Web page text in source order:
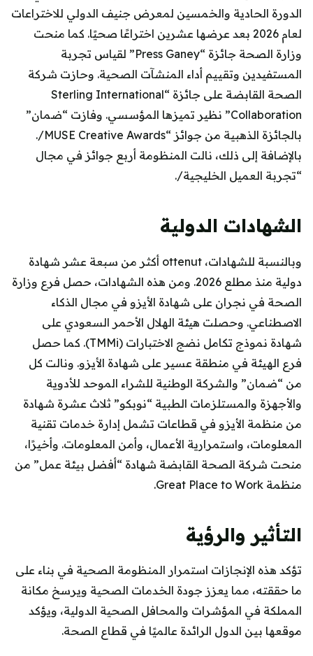
الدورة الحادية والخمسين لمعرض جنيف الدولي للاختراعات
لعام 2026 بعد عرضها عشرين اختراعًا صحيًا. كما منحت
وزارة الصحة جائزة “Press Ganey” لقياس تجربة
المستفيدين وتقييم أداء المنشآت الصحية. وحازت شركة
الصحة القابضة على جائزة “Sterling International
Collaboration” نظير تميزها المؤسسي. وفازت “ضمان”
بالجائزة الذهبية من جوائز “MUSE Creative Awards/.
بالإضافة إلى ذلك، نالت المنظومة أربع جوائز في مجال
“تجربة العميل الخليجية/.
الشهادات الدولية
وبالنسبة للشهادات، ottenut أكثر من سبعة عشر شهادة
دولية منذ مطلع 2026. ومن هذه الشهادات، حصل فرع وزارة
الصحة في نجران على شهادة الأيزو في مجال الذكاء
الاصطناعي. وحصلت هيئة الهلال الأحمر السعودي على
شهادة نموذج تكامل نضج الاختبارات (TMMi). كما حصل
فرع الهيئة في منطقة عسير على شهادة الأيزو. ونالت كل
من “ضمان” والشركة الوطنية للشراء الموحد للأدوية
والأجهزة والمستلزمات الطبية “نوبكو” ثلاث عشرة شهادة
من منظمة الأيزو في قطاعات تشمل إدارة خدمات تقنية
المعلومات، واستمرارية الأعمال، وأمن المعلومات. وأخيرًا،
منحت شركة الصحة القابضة شهادة “أفضل بيئة عمل” من
منظمة Great Place to Work.
التأثير والرؤية
تؤكد هذه الإنجازات استمرار المنظومة الصحية في بناء على
ما حققته، مما يعزز جودة الخدمات الصحية ويرسخ مكانة
المملكة في المؤشرات والمحافل الصحية الدولية، ويؤكد
موقعها بين الدول الرائدة عالميًا في قطاع الصحة.